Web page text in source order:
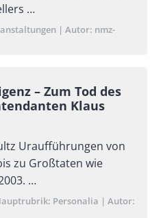
…
Autor nmz-
– Zum Tod des
Klaus
Uraufführungen von
zu Großtaten wie
…
Personalia
Autor